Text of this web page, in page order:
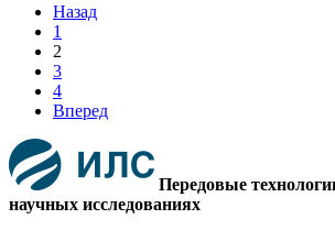
Назад
1
2
3
4
Вперед
Передовые
научных исследованиях